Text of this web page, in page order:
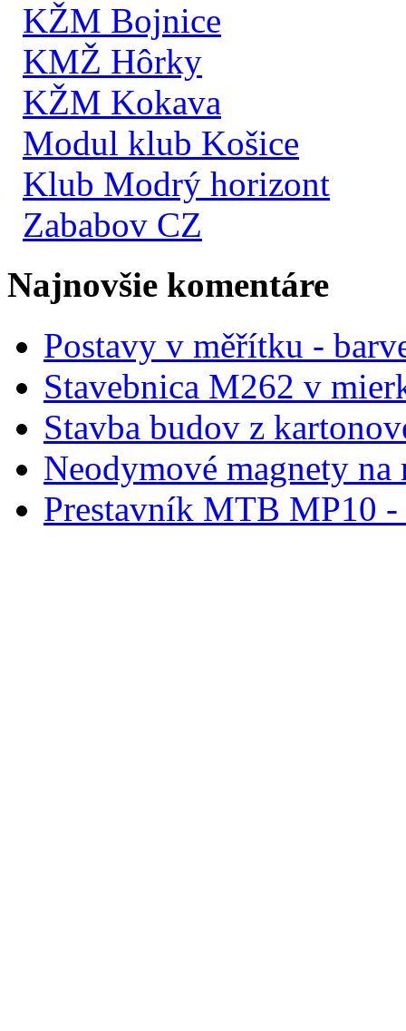
KŽM Bojnice
KMŽ Hôrky
KŽM Kokava
Modul klub Košice
Klub Modrý horizont
Zababov CZ
Najnovšie komentáre
Postavy v měřítku -
Stavebnica M262 v
Stavba budov z
Neodymové magnety na
Prestavník MTB MP10